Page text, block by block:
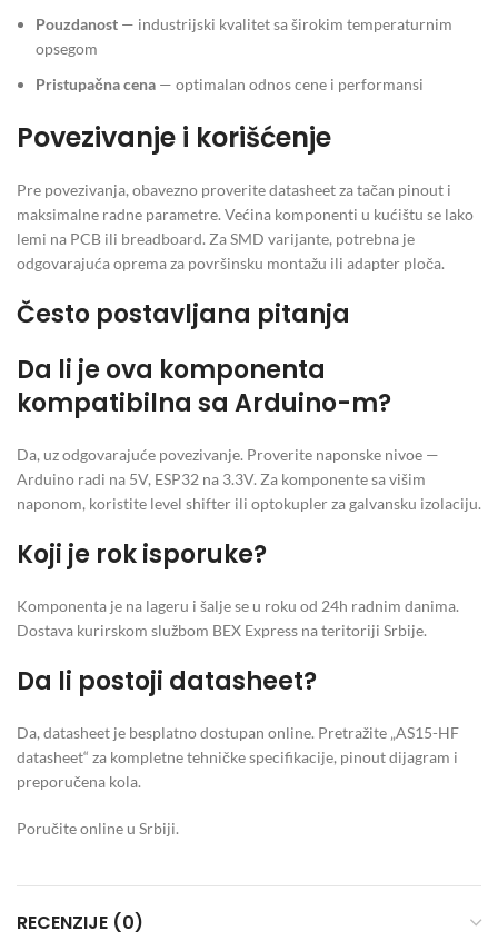
Pouzdanost — industrijski kvalitet sa širokim temperaturnim
opsegom
Pristupačna cena — optimalan odnos cene i performansi
Povezivanje i korišćenje
Pre povezivanja, obavezno proverite datasheet za tačan pinout i
maksimalne radne parametre. Većina komponenti u kućištu se lako
lemi na PCB ili breadboard. Za SMD varijante, potrebna je
odgovarajuća oprema za površinsku montažu ili adapter ploča.
Često postavljana pitanja
Da li je ova komponenta
kompatibilna sa Arduino-m?
Da, uz odgovarajuće povezivanje. Proverite naponske nivoe —
Arduino radi na 5V, ESP32 na 3.3V. Za komponente sa višim
naponom, koristite level shifter ili optokupler za galvansku izolaciju.
Koji je rok isporuke?
Komponenta je na lageru i šalje se u roku od 24h radnim danima.
Dostava kurirskom službom BEX Express na teritoriji Srbije.
Da li postoji datasheet?
Da, datasheet je besplatno dostupan online. Pretražite „AS15-HF
datasheet“ za kompletne tehničke specifikacije, pinout dijagram i
preporučena kola.
Poručite online u Srbiji.
RECENZIJE (0)